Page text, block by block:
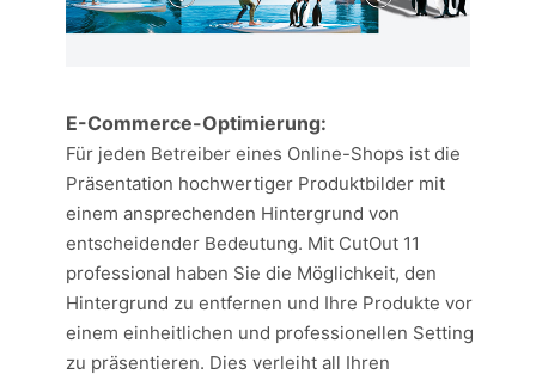
E-Commerce-Optimierung:
Für jeden Betreiber eines Online-Shops ist die
Präsentation hochwertiger Produktbilder mit
einem ansprechenden Hintergrund von
entscheidender Bedeutung. Mit CutOut 11
professional haben Sie die Möglichkeit, den
Hintergrund zu entfernen und Ihre Produkte vor
einem einheitlichen und professionellen Setting
zu präsentieren. Dies verleiht all Ihren